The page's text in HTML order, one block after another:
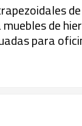
de
para